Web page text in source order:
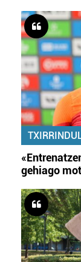
gehiago